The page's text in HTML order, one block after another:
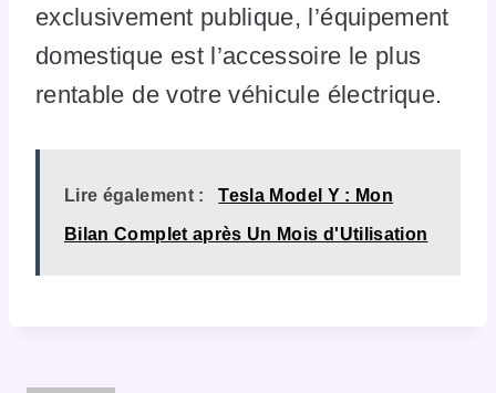
exclusivement publique, l’équipement
domestique est l’accessoire le plus
rentable de votre véhicule électrique.
Lire également : Tesla Model Y : Mon
Bilan Complet après Un Mois d'Utilisation